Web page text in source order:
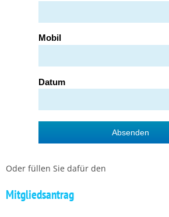
Mobil
Datum
Absenden
Oder füllen Sie dafür den
Mitgliedsantrag